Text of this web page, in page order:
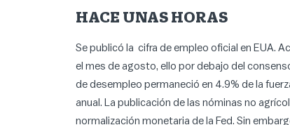
HACE UNAS HORAS
Se publicó la cifra de empleo oficial en EUA.
el mes de agosto, ello por debajo del
de desempleo permaneció en 4.9% de la
anual. La publicación de las nóminas no
normalización monetaria de la Fed. Sin